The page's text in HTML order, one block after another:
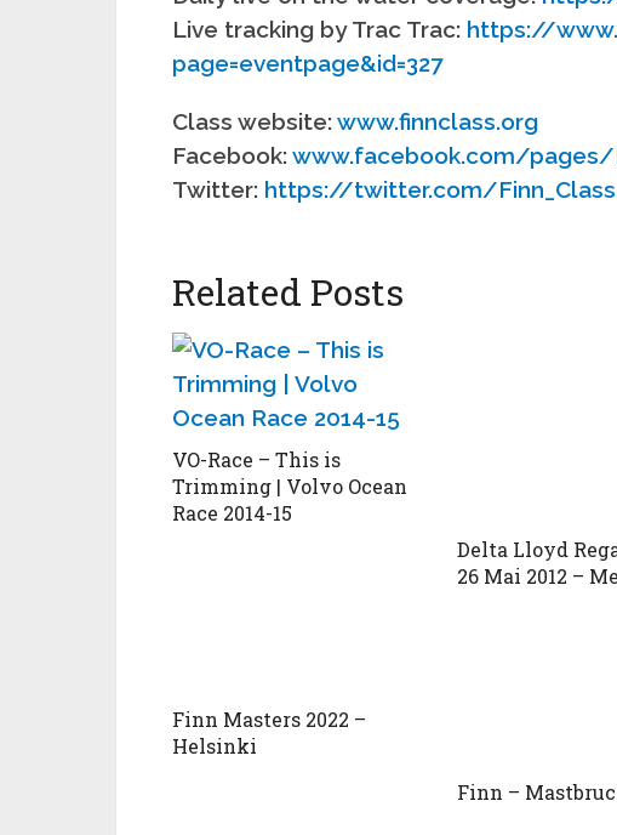
Live tracking by Trac Trac: https://
page=eventpage&id=327
Class website:www.finnclass.org
Facebook:www.facebook.com/pages/
Twitter: https://twitter.com/Finn_Class
Related Posts
VO-Race – This is
Trimming | Volvo Ocean
Race 2014-15
Delta Lloyd
26 Mai 2012 –
Finn Masters 2022 –
Helsinki
Finn –